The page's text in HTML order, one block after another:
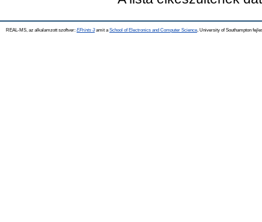
REAL-MS, az alkalamzott szoftver: EPrints 3amit a School of Electronics and Computer Science , University of Southampton